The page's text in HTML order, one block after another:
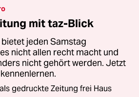
mit taz-Blick
jeden Samstag
nicht allen recht macht und
nicht gehört werden. Jetzt
gedruckte Zeitung frei Haus